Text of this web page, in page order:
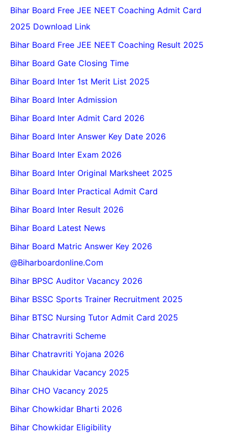
Bihar Board Free JEE NEET Coaching Admit Card
2025 Download Link
Bihar Board Free JEE NEET Coaching Result 2025
Bihar Board Gate Closing Time
Bihar Board Inter 1st Merit List 2025
Bihar Board Inter Admission
Bihar Board Inter Admit Card 2026
Bihar Board Inter Answer Key Date 2026
Bihar Board Inter Exam 2026
Bihar Board Inter Original Marksheet 2025
Bihar Board Inter Practical Admit Card
Bihar Board Inter Result 2026
Bihar Board Latest News
Bihar Board Matric Answer Key 2026
@biharboardonline.com
Bihar BPSC Auditor Vacancy 2026
Bihar BSSC Sports Trainer Recruitment 2025
Bihar BTSC Nursing Tutor Admit Card 2025
Bihar Chatravriti Scheme
Bihar Chatravriti Yojana 2026
Bihar Chaukidar Vacancy 2025
Bihar CHO Vacancy 2025
Bihar Chowkidar Bharti 2026
Bihar Chowkidar Eligibility